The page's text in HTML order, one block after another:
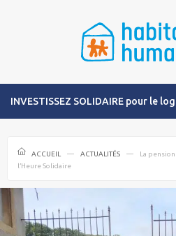
INVESTISSEZ SOLIDAIRE pour le
ACCUEIL ACTUALITÉS
La
l’Heure Solidaire